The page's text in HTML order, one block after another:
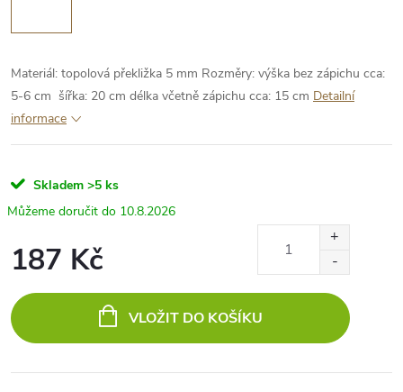
Materiál: topolová překližka 5 mm Rozměry: výška bez zápichu cca:
5-6 cm šířka: 20 cm délka včetně zápichu cca: 15 cm Detailní
informace
Skladem >5 ks
10.8.2026
187 Kč
cena:
VLOŽIT DO KOŠÍKU